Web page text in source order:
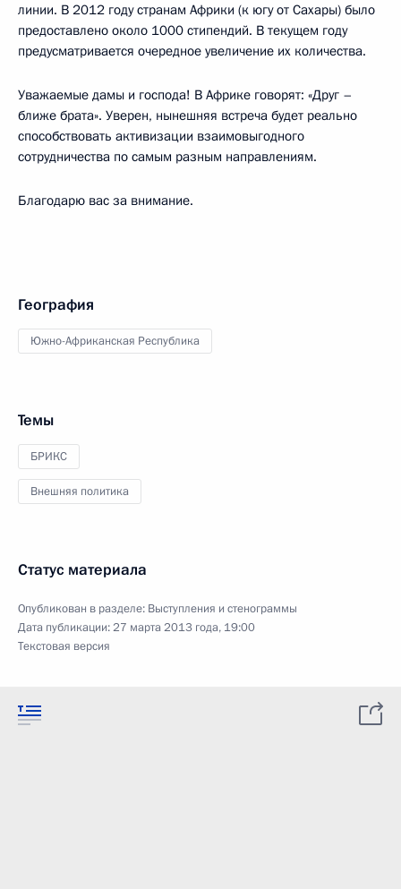
линии. В 2012 году странам Африки (к югу от Сахары) было
предоставлено около 1000 стипендий. В текущем году
предусматривается очередное увеличение их количества.
Уважаемые дамы и господа! В Африке говорят: «Друг –
ближе брата». Уверен, нынешняя встреча будет реально
способствовать активизации взаимовыгодного
сотрудничества по самым разным направлениям.
Благодарю вас за внимание.
География
Южно-Африканская Республика
Темы
БРИКС
Внешняя политика
Статус материала
Опубликован в разделе: Выступления и стенограммы
Дата публикации:27 марта 2013 года, 19:00
Текстовая версия